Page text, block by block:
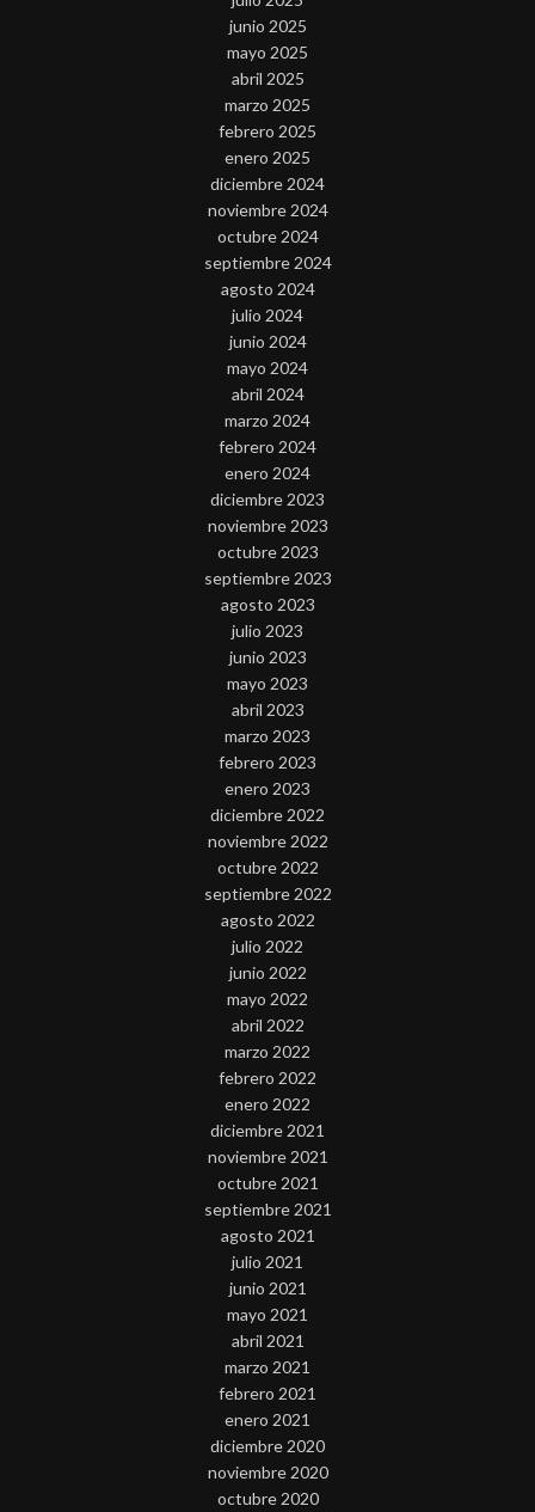
junio 2025
mayo 2025
abril 2025
marzo 2025
febrero 2025
enero 2025
diciembre 2024
noviembre 2024
octubre 2024
septiembre 2024
agosto 2024
julio 2024
junio 2024
mayo 2024
abril 2024
marzo 2024
febrero 2024
enero 2024
diciembre 2023
noviembre 2023
octubre 2023
septiembre 2023
agosto 2023
julio 2023
junio 2023
mayo 2023
abril 2023
marzo 2023
febrero 2023
enero 2023
diciembre 2022
noviembre 2022
octubre 2022
septiembre 2022
agosto 2022
julio 2022
junio 2022
mayo 2022
abril 2022
marzo 2022
febrero 2022
enero 2022
diciembre 2021
noviembre 2021
octubre 2021
septiembre 2021
agosto 2021
julio 2021
junio 2021
mayo 2021
abril 2021
marzo 2021
febrero 2021
enero 2021
diciembre 2020
noviembre 2020
octubre 2020